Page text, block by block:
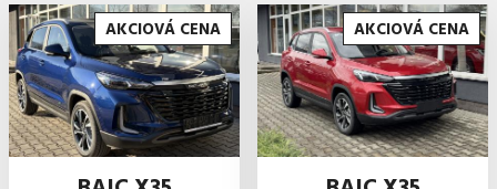
AKCIOVÁ CENA AKCIOVÁ CENA